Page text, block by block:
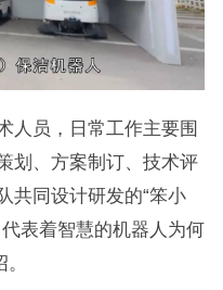
员，日常工作主要围
划、方案制订、技术评
共同设计研发的“笨小
表着智慧的机器人为何